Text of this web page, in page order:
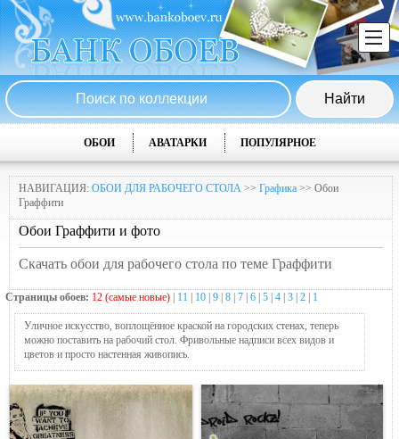
ОБОИ АВАТАРКИ ПОПУЛЯРНОЕ
НАВИГАЦИЯ: ОБОИ ДЛЯ РАБОЧЕГО СТОЛА >> Графика >> Обои
Граффити
Обои Граффити и фото
Скачать обои для рабочего стола по теме Граффити
Страницы обоев: 12 (самые новые) 11 10 9 8 7 6 5 4 3 2 1
Уличное искусство, воплощённое краской на городских стенах, теперь
можно поставить на рабочий стол. Фривольные надписи всех видов и
цветов и просто настенная живопись.